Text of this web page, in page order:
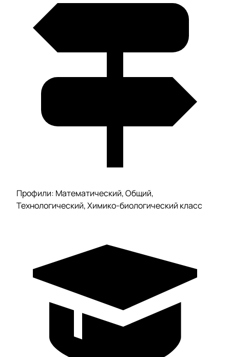
Профили: Математический, Общий,
Технологический, Химико-биологический класс